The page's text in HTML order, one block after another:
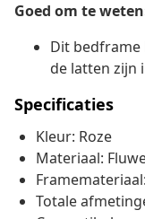
Goed om te
Dit
de latten zijn
Specificaties
Kleur: Roze
Materiaal:
Totale